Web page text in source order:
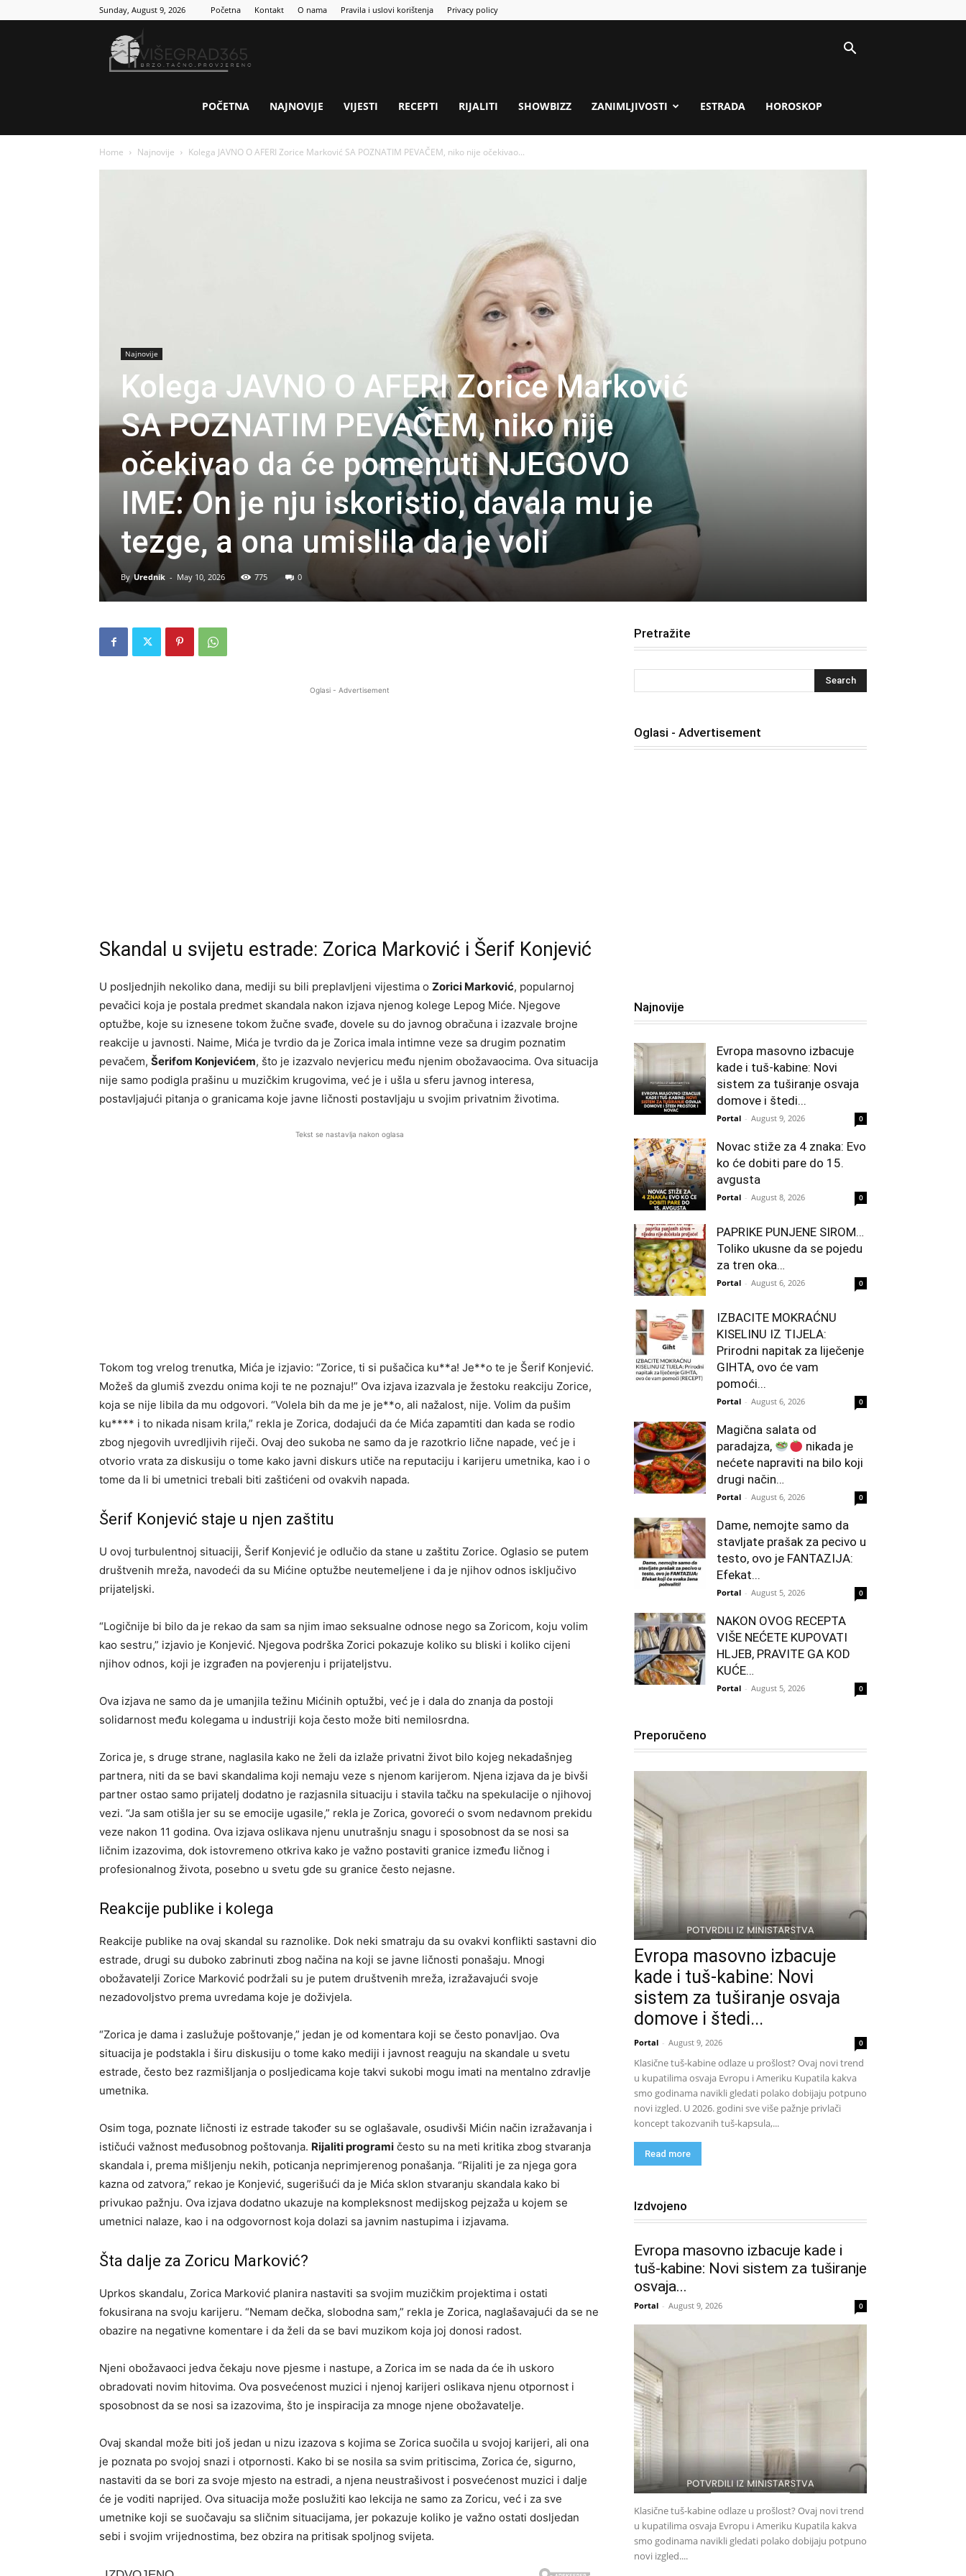
Sunday, August 9, 2026 Početna Kontakt O nama Pravila i uslovi korištenja Privacy policy
365
POČETNA NAJNOVIJE VIJESTI RECEPTI RIJALITI SHOWBIZZ ZANIMLJIVOSTI ESTRADA HOROSKOP
Home Najnovije Kolega JAVNO O AFERI Zorice Marković SA POZNATIM PEVAČEM, niko nije očekivao...
Najnovije
Kolega JAVNO O AFERI Zorice Marković
SA POZNATIM PEVAČEM, niko nije
očekivao da će pomenuti NJEGOVO
IME: On je nju iskoristio, davala mu je
tezge, a ona umislila da je voli
By Urednik - May 10, 2026 775 0
Oglasi - Advertisement
Skandal u svijetu estrade: Zorica Marković i Šerif Konjević
U posljednjih nekoliko dana, mediji su bili preplavljeni vijestima o Zorici Marković, popularnoj
pevačici koja je postala predmet skandala nakon izjava njenog kolege Lepog Miće. Njegove
optužbe, koje su iznesene tokom žučne svađe, dovele su do javnog obračuna i izazvale brojne
reakcije u javnosti. Naime, Mića je tvrdio da je Zorica imala intimne veze sa drugim poznatim
pevačem, Šerifom Konjevićem, što je izazvalo nevjericu među njenim obožavaocima. Ova situacija
nije samo podigla prašinu u muzičkim krugovima, već je i ušla u sferu javnog interesa,
postavljajući pitanja o granicama koje javne ličnosti postavljaju u svojim privatnim životima.
Tekst se nastavlja nakon oglasa
Tokom tog vrelog trenutka, Mića je izjavio: “Zorice, ti si pušačica ku**a! Je**o te je Šerif Konjević.
Možeš da glumiš zvezdu onima koji te ne poznaju!” Ova izjava izazvala je žestoku reakciju Zorice,
koja se nije libila da mu odgovori. “Volela bih da me je je**o, ali nažalost, nije. Volim da pušim
ku**** i to nikada nisam krila,” rekla je Zorica, dodajući da će Mića zapamtiti dan kada se rodio
zbog njegovih uvredljivih riječi. Ovaj deo sukoba ne samo da je razotkrio lične napade, već je i
otvorio vrata za diskusiju o tome kako javni diskurs utiče na reputaciju i karijeru umetnika, kao i o
tome da li bi umetnici trebali biti zaštićeni od ovakvih napada.
Šerif Konjević staje u njen zaštitu
U ovoj turbulentnoj situaciji, Šerif Konjević je odlučio da stane u zaštitu Zorice. Oglasio se putem
društvenih mreža, navodeći da su Mićine optužbe neutemeljene i da je njihov odnos isključivo
prijateljski.
“Logičnije bi bilo da je rekao da sam sa njim imao seksualne odnose nego sa Zoricom, koju volim
kao sestru,” izjavio je Konjević. Njegova podrška Zorici pokazuje koliko su bliski i koliko cijeni
njihov odnos, koji je izgrađen na povjerenju i prijateljstvu.
Ova izjava ne samo da je umanjila težinu Mićinih optužbi, već je i dala do znanja da postoji
solidarnost među kolegama u industriji koja često može biti nemilosrdna.
Zorica je, s druge strane, naglasila kako ne želi da izlaže privatni život bilo kojeg nekadašnjeg
partnera, niti da se bavi skandalima koji nemaju veze s njenom karijerom. Njena izjava da je bivši
partner ostao samo prijatelj dodatno je razjasnila situaciju i stavila tačku na spekulacije o njihovoj
vezi. “Ja sam otišla jer su se emocije ugasile,” rekla je Zorica, govoreći o svom nedavnom prekidu
veze nakon 11 godina. Ova izjava oslikava njenu unutrašnju snagu i sposobnost da se nosi sa
ličnim izazovima, dok istovremeno otkriva kako je važno postaviti granice između ličnog i
profesionalnog života, posebno u svetu gde su granice često nejasne.
Reakcije publike i kolega
Reakcije publike na ovaj skandal su raznolike. Dok neki smatraju da su ovakvi konflikti sastavni dio
estrade, drugi su duboko zabrinuti zbog načina na koji se javne ličnosti ponašaju. Mnogi
obožavatelji Zorice Marković podržali su je putem društvenih mreža, izražavajući svoje
nezadovoljstvo prema uvredama koje je doživjela.
“Zorica je dama i zaslužuje poštovanje,” jedan je od komentara koji se često ponavljao. Ova
situacija je podstakla i širu diskusiju o tome kako mediji i javnost reaguju na skandale u svetu
estrade, često bez razmišljanja o posljedicama koje takvi sukobi mogu imati na mentalno zdravlje
umetnika.
Osim toga, poznate ličnosti iz estrade također su se oglašavale, osudivši Mićin način izražavanja i
ističući važnost međusobnog poštovanja. Rijaliti programi često su na meti kritika zbog stvaranja
skandala i, prema mišljenju nekih, poticanja neprimjerenog ponašanja. “Rijaliti je za njega gora
kazna od zatvora,” rekao je Konjević, sugerišući da je Mića sklon stvaranju skandala kako bi
privukao pažnju. Ova izjava dodatno ukazuje na kompleksnost medijskog pejzaža u kojem se
umetnici nalaze, kao i na odgovornost koja dolazi sa javnim nastupima i izjavama.
Šta dalje za Zoricu Marković?
Uprkos skandalu, Zorica Marković planira nastaviti sa svojim muzičkim projektima i ostati
fokusirana na svoju karijeru. “Nemam dečka, slobodna sam,” rekla je Zorica, naglašavajući da se ne
obazire na negativne komentare i da želi da se bavi muzikom koja joj donosi radost.
Njeni obožavaoci jedva čekaju nove pjesme i nastupe, a Zorica im se nada da će ih uskoro
obradovati novim hitovima. Ova posvećenost muzici i njenoj karijeri oslikava njenu otpornost i
sposobnost da se nosi sa izazovima, što je inspiracija za mnoge njene obožavatelje.
Ovaj skandal može biti još jedan u nizu izazova s kojima se Zorica suočila u svojoj karijeri, ali ona
je poznata po svojoj snazi i otpornosti. Kako bi se nosila sa svim pritiscima, Zorica će, sigurno,
nastaviti da se bori za svoje mjesto na estradi, a njena neustrašivost i posvećenost muzici i dalje
će je voditi naprijed. Ova situacija može poslužiti kao lekcija ne samo za Zoricu, već i za sve
umetnike koji se suočavaju sa sličnim situacijama, jer pokazuje koliko je važno ostati dosljedan
sebi i svojim vrijednostima, bez obzira na pritisak spoljnog svijeta.
Pretražite
Oglasi - Advertisement
Najnovije
Evropa masovno izbacuje
kade i tuš-kabine: Novi
sistem za tuširanje osvaja
domove i štedi...
Portal - August 9, 2026 0
Novac stiže za 4 znaka: Evo
ko će dobiti pare do 15.
avgusta
Portal - August 8, 2026 0
PAPRIKE PUNJENE SIROM…
Toliko ukusne da se pojedu
za tren oka…
Portal - August 6, 2026 0
IZBACITE MOKRAĆNU
KISELINU IZ TIJELA:
Prirodni napitak za liječenje
GIHTA, ovo će vam
pomoći...
Portal - August 6, 2026 0
Magična salata od
paradajza,
nikada je
nećete napraviti na bilo koji
drugi način…
Portal - August 6, 2026 0
Dame, nemojte samo da
stavljate prašak za pecivo u
testo, ovo je FANTAZIJA:
Efekat...
Portal - August 5, 2026 0
NAKON OVOG RECEPTA
VIŠE NEĆETE KUPOVATI
HLJEB, PRAVITE GA KOD
KUĆE…
Portal - August 5, 2026 0
Preporučeno
Evropa masovno izbacuje
kade i tuš-kabine: Novi
sistem za tuširanje osvaja
domove i štedi...
Portal - August 9, 2026 0
Klasične tuš-kabine odlaze u prošlost? Ovaj novi trend
u kupatilima osvaja Evropu i Ameriku Kupatila kakva
smo godinama navikli gledati polako dobijaju potpuno
novi izgled. U 2026. godini sve više pažnje privlači
koncept takozvanih tuš-kapsula,...
Read more
Izdvojeno
Evropa masovno izbacuje kade i
tuš-kabine: Novi sistem za tuširanje
osvaja...
Portal - August 9, 2026 0
Klasične tuš-kabine odlaze u prošlost? Ovaj novi trend
u kupatilima osvaja Evropu i Ameriku Kupatila kakva
smo godinama navikli gledati polako dobijaju potpuno
novi izgled....